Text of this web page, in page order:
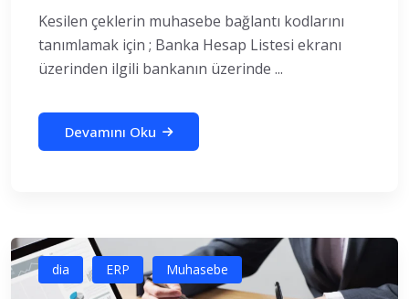
Kesilen çeklerin muhasebe bağlantı kodlarını
tanımlamak için ; Banka Hesap Listesi ekranı
üzerinden ilgili bankanın üzerinde ...
Devamını Oku
dia ERP Muhasebe